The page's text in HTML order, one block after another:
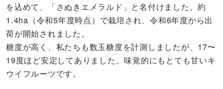
を込めて、「さぬきエメラルド」と名付けました。約
1.4ha（令和5年度時点）で栽培され、令和6年度から出
荷が開始されました。
糖度が高く、私たちも数玉糖度を計測しましたが、17〜
19度ほど安定してありました。味覚的にもとても甘いキ
ウイフルーツです。